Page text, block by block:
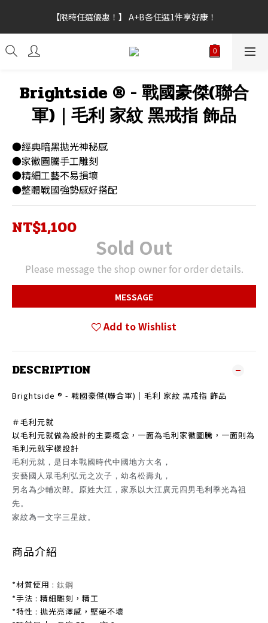
【新功能試營運】會員點數上線，不限訂單金額皆可折抵，折抵點
數無上限。
【限時任選優惠！】 A+B各任選1件享好康！
【新功能試營運】會員點數上線，不限訂單金額皆可折抵，折抵點
數無上限。
Brightside ® - 戰國豪傑(聯合
軍)｜毛利 家紋 黑戒指 飾品
●經典暗黑拋光神秘感
●家徽圖騰手工雕刻
●精細工藝不易損壞
●整體戰國強勢感好搭配
NT$1,100
Sold Out
Please message the shop owner for order details.
MESSAGE
Add to Wishlist
DESCRIPTION
Brightside ® - 戰國豪傑(聯合軍)｜毛利 家紋 黑戒指 飾品
＃毛利元就
以毛利元就做為設計的主要概念，一面為毛利家徽圖騰，一面則為
毛利元就字樣設計
毛利元就，是日本戰國時代中國地方大名，
安藝國人眾毛利弘元之次子，幼名松壽丸，
另名為少輔次郎。原姓大江，家系以大江廣元四男毛利季光為祖
先。
家紋為一文字三星紋。
商品介紹
*材質使用 : 鈦鋼
*手法 : 精細雕刻，精工
*特性 : 拋光亮澤感，堅硬不壞